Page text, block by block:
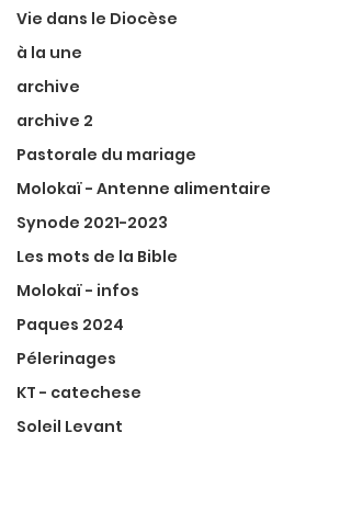
Vie dans le Diocèse
à la une
archive
archive 2
Pastorale du mariage
Molokaï - Antenne alimentaire
Synode 2021-2023
Les mots de la Bible
Molokaï - infos
Paques 2024
Pélerinages
KT - catechese
Soleil Levant